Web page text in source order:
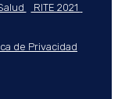
RITE 2021
de Privacidad